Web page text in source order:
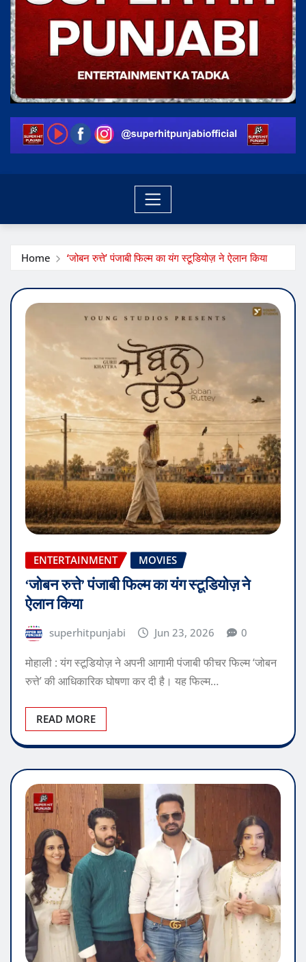
Home ‘जोबन रुत्ते’ पंजाबी फिल्म का यंग स्टूडियोज़ ने ऐलान किया
ENTERTAINMENT MOVIES
‘जोबन रुत्ते’ पंजाबी फिल्म का यंग स्टूडियोज़ ने
ऐलान किया
superhitpunjabi Jun 23, 2026 0
मोहाली : यंग स्टूडियोज़ ने अपनी आगामी पंजाबी फीचर फिल्म ‘जोबन
रुत्ते’ की आधिकारिक घोषणा कर दी है। यह फिल्म…
READ MORE